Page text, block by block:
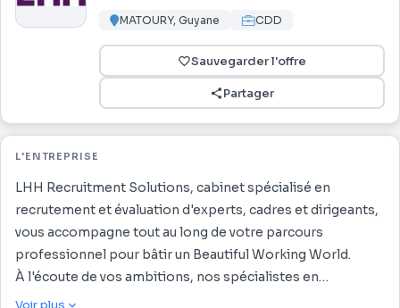
MATOURY, Guyane CDD
Sauvegarder l'offre
Partager
L'ENTREPRISE
LHH Recruitment Solutions, cabinet spécialisé en
recrutement et évaluation d'experts, cadres et dirigeants,
vous accompagne tout au long de votre parcours
professionnel pour bâtir un Beautiful Working World.
À l'écoute de vos ambitions, nos spécialistes en
recrutement vous conseillent et vous guident afin de vous
Voir plus